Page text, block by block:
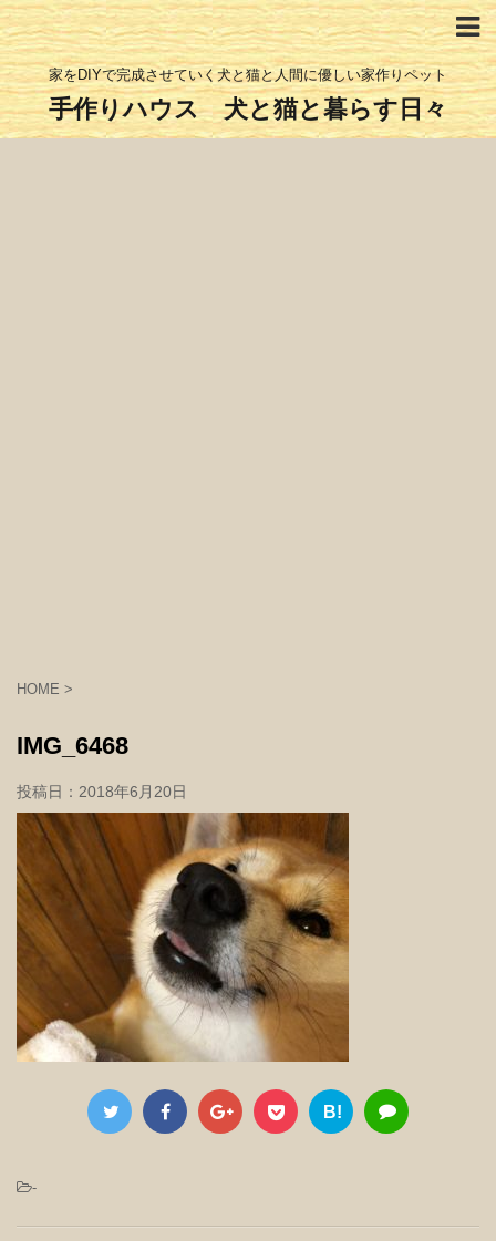
家をDIYで完成させていく犬と猫と人間に優しい家作りペット
手作りハウス 犬と猫と暮らす日々
HOME >
IMG_6468
投稿日： 2018年6月20日
B!
-